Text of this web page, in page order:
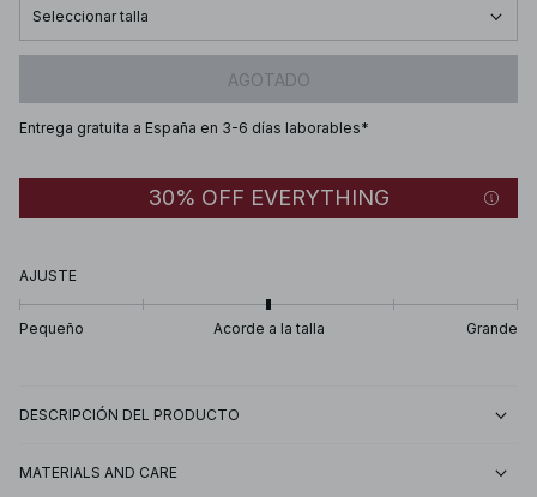
Seleccionar talla
AGOTADO
Entrega gratuita a España en 3-6 días laborables*
30% OFF EVERYTHING
AJUSTE
Pequeño Acorde a la talla Grande
DESCRIPCIÓN DEL PRODUCTO
MATERIALS AND CARE